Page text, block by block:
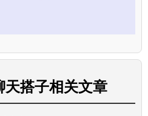
天搭子相关文章